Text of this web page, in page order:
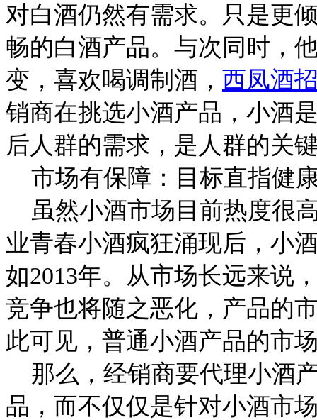
对白酒仍然有需求。只是更
畅的白酒产品。与次同时，
变，喜欢喝调制酒， 西凤酒
销商在挑选小酒产品，小酒
后人群的需求，是人群的关
市场有保障：目标直指健
虽然小酒市场目前热度很
业青春小酒疯狂涌现后，小
如2013年。从市场长远来说
竞争也将随之恶化，产品的
此可见，普通小酒产品的市
那么，经销商要代理小酒
品，而不仅仅是针对小酒市